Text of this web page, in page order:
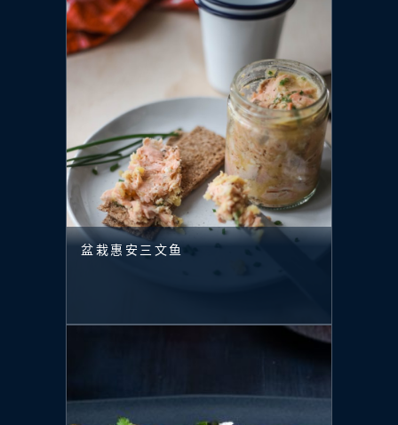
盆栽惠安三文鱼